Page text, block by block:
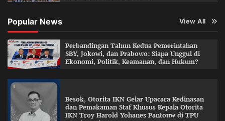
Popular News View All
Perbandingan Tahun Kedua Pemerintahan
SBY, Jokowi, dan Prabowo: Siapa Unggul di
Ekonomi, Politik, Keamanan, dan Hukum?
Besok, Otorita IKN Gelar Upacara Kedinasan
dan Pemakaman Staf Khusus Kepala Otorita
IKN Troy Harold Yohanes Pantouw di TPU